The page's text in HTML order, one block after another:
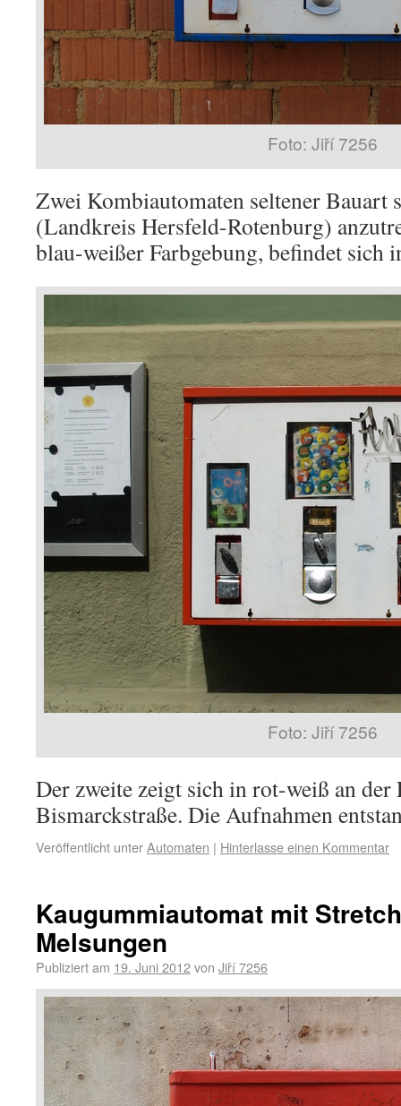
Foto: Jiří 7256
Zwei Kombiautomaten seltener Bauart
(Landkreis Hersfeld-Rotenburg)
blau-weißer Farbgebung, befindet sich
Foto: Jiří 7256
Der zweite zeigt sich in rot-weiß an der
Bismarckstraße. Die Aufnahmen
Veröffentlicht unterAutomaten | Hinterlasse einen Kommentar
Kaugummiautomat mit
Melsungen
Publiziert am 19. Juni 2012von Jiří 7256